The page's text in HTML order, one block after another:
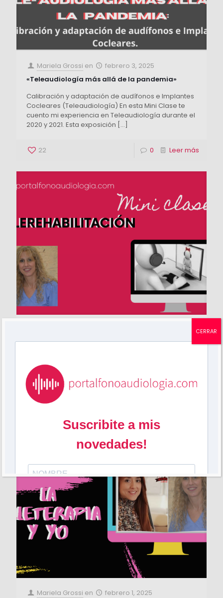
Mariela Grossi en
febrero 3, 2025
«Teleaudiología más allá de la pandemia»
Calibración y adaptación de audífonos e Implantes
Cocleares (Teleaudiología) En esta Mini Clase te
cuento mi experiencia en Teleaudiología durante el
2020 y 2021. Esta exposición […]
22 0 Leer más
«La Telerehabilitación en Fonoaudiología»
COVID-19 La telerehabilitación en Fonoaudiología es
una opción ideal para las personas que tienen
dificultades para acceder a la terapia[…]
Mariela Grossi en
febrero 1, 2025
CERRAR